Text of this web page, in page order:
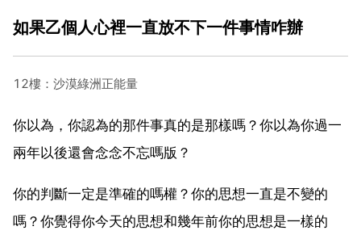
如果乙個人心裡一直放不下一件事情咋辦
12樓：沙漠綠洲正能量
你以為，你認為的那件事真的是那樣嗎？你以為你過一
兩年以後還會念念不忘嗎版？
你的判斷一定是準確的嗎權？你的思想一直是不變的
嗎？你覺得你今天的思想和幾年前你的思想是一樣的